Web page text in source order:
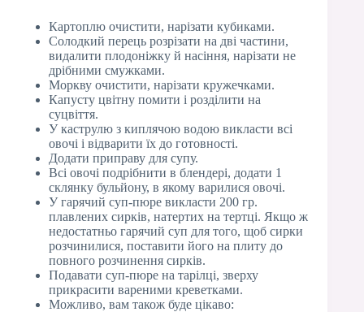
Картоплю очистити, нарізати кубиками.
Солодкий перець розрізати на дві частини,
видалити плодоніжку й насіння, нарізати не
дрібними смужками.
Моркву очистити, нарізати кружечками.
Капусту цвітну помити і розділити на
суцвіття.
У каструлю з киплячою водою викласти всі
овочі і відварити їх до готовності.
Додати приправу для супу.
Всі овочі подрібнити в блендері, додати 1
склянку бульйону, в якому варилися овочі.
У гарячий суп-пюре викласти 200 гр.
плавлених сирків, натертих на тертці. Якщо ж
недостатньо гарячий суп для того, щоб сирки
розчинилися, поставити його на плиту до
повного розчинення сирків.
Подавати суп-пюре на тарілці, зверху
прикрасити вареними креветками.
Можливо, вам також буде цікаво: